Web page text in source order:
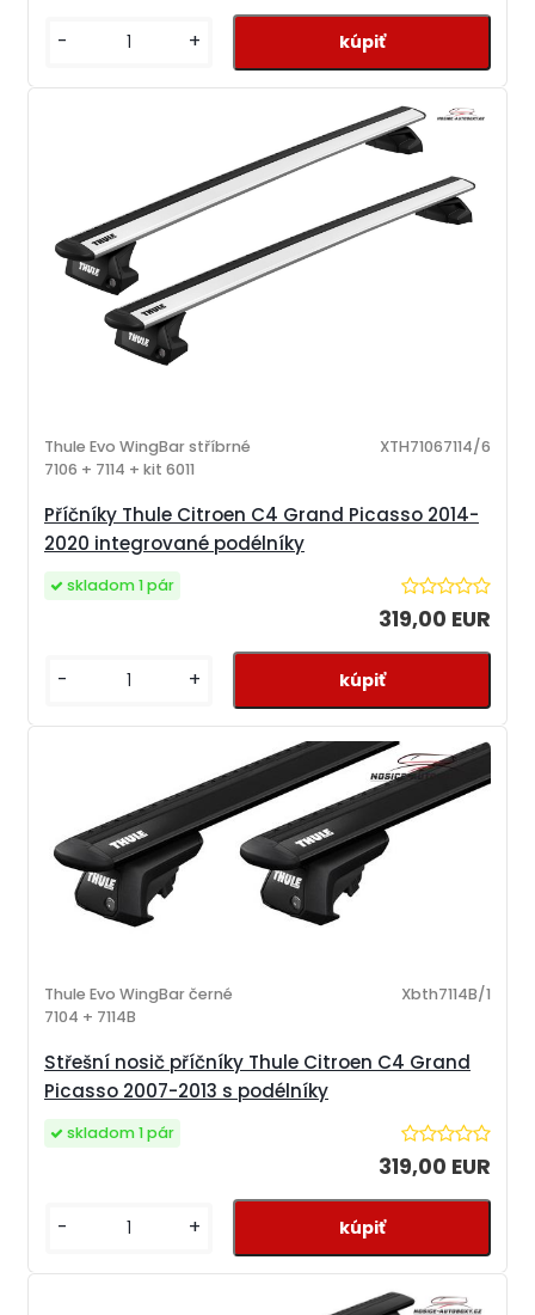
- +
Příčníky Thule Citroen C4 Grand Picasso 2014-
2020 integrované podélníky
Thule Evo WingBar stříbrné
7106 + 7114 + kit 6011
XTH71067114/6
319,00 EUR
skladom 1 pár
- +
Střešní nosič příčníky Thule Citroen C4 Grand
Picasso 2007-2013 s podélníky
Thule Evo WingBar černé
7104 + 7114B
Xbth7114B/1
319,00 EUR
skladom 1 pár
- +